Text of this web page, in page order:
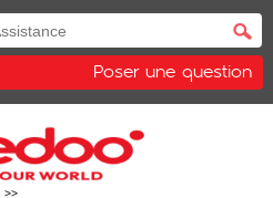
Poser une question